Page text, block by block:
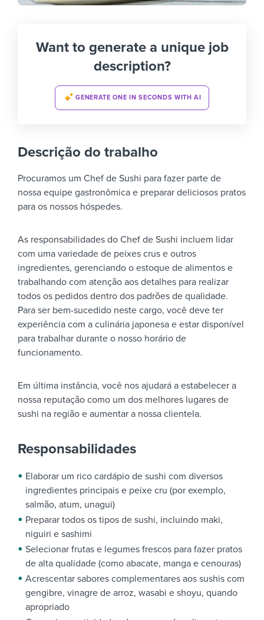
Want to generate a unique job
description?
GENERATE ONE IN SECONDS WITH AI
Descrição do trabalho
Procuramos um Chef de Sushi para fazer parte de
nossa equipe gastronômica e preparar deliciosos pratos
para os nossos hóspedes.
As responsabilidades do Chef de Sushi incluem lidar
com uma variedade de peixes crus e outros
ingredientes, gerenciando o estoque de alimentos e
trabalhando com atenção aos detalhes para realizar
todos os pedidos dentro dos padrões de qualidade.
Para ser bem-sucedido neste cargo, você deve ter
experiência com a culinária japonesa e estar disponível
para trabalhar durante o nosso horário de
funcionamento.
Em última instância, você nos ajudará a estabelecer a
nossa reputação como um dos melhores lugares de
sushi na região e aumentar a nossa clientela.
Responsabilidades
Elaborar um rico cardápio de sushi com diversos
ingredientes principais e peixe cru (por exemplo,
salmão, atum, unagui)
Preparar todos os tipos de sushi, incluindo maki,
niguiri e sashimi
Selecionar frutas e legumes frescos para fazer pratos
de alta qualidade (como abacate, manga e cenouras)
Acrescentar sabores complementares aos sushis com
gengibre, vinagre de arroz, wasabi e shoyu, quando
apropriado